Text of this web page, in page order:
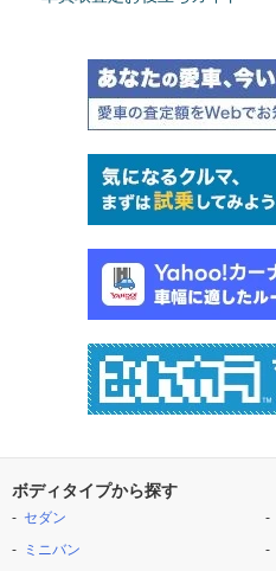
ボディタイプから探す
セダン
ミニバン